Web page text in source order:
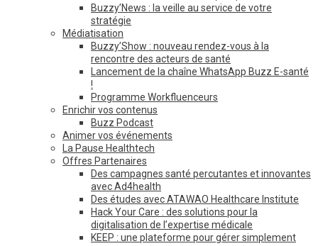
Buzzy’News : la veille au service de votre
stratégie
Médiatisation
Buzzy’Show : nouveau rendez-vous à la
rencontre des acteurs de santé
Lancement de la chaîne WhatsApp Buzz E-santé
!
Programme Workfluenceurs
Enrichir vos contenus
Buzz Podcast
Animer vos événements
La Pause Healthtech
Offres Partenaires
Des campagnes santé percutantes et innovantes
avec Ad4health
Des études avec ATAWAO Healthcare Institute
Hack Your Care : des solutions pour la
digitalisation de l’expertise médicale
KEEP : une plateforme pour gérer simplement